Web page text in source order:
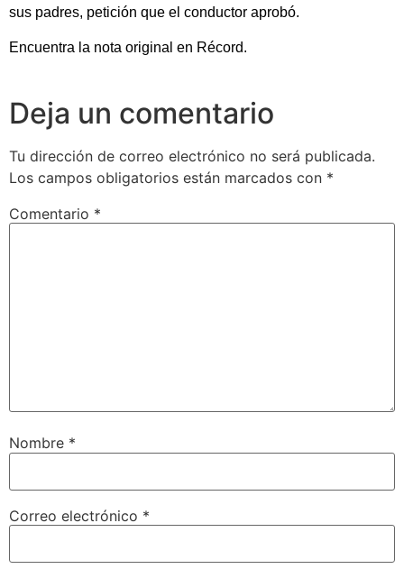
sus padres, petición que el conductor aprobó.
Encuentra la nota original en Récord.
Deja un comentario
Tu dirección de correo electrónico no será publicada.
Los campos obligatorios están marcados con *
Comentario *
Nombre *
Correo electrónico *